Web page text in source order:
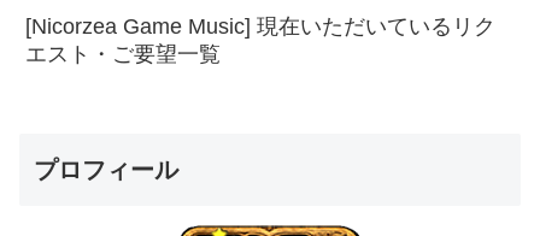
[Nicorzea Game Music] 現在いただいているリク
エスト・ご要望一覧
プロフィール